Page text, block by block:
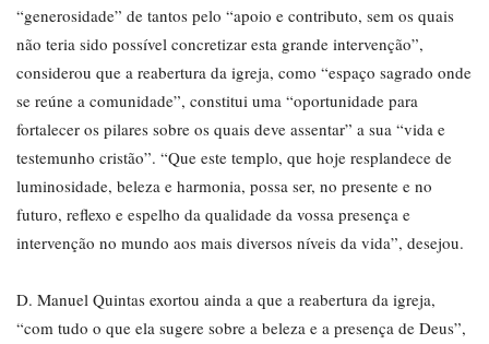
“generosidade” de tantos pelo “apoio e contributo, sem os quais
não teria sido possível concretizar esta grande intervenção”,
considerou que a reabertura da igreja, como “espaço sagrado onde
se reúne a comunidade”, constitui uma “oportunidade para
fortalecer os pilares sobre os quais deve assentar” a sua “vida e
testemunho cristão”. “Que este templo, que hoje resplandece de
luminosidade, beleza e harmonia, possa ser, no presente e no
futuro, reflexo e espelho da qualidade da vossa presença e
intervenção no mundo aos mais diversos níveis da vida”, desejou.
D. Manuel Quintas exortou ainda a que a reabertura da igreja,
“com tudo o que ela sugere sobre a beleza e a presença de Deus”,